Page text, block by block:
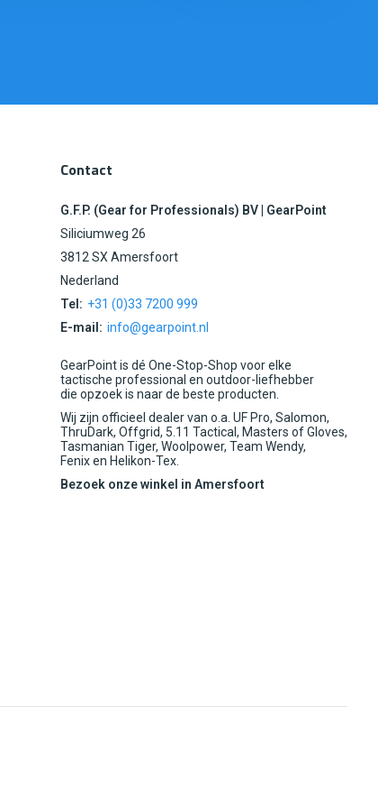
Contact
G.F.P. (Gear for Professionals) BV | GearPoint
Siliciumweg 26
3812 SX Amersfoort
Nederland
Tel: +31 (0)33 7200 999
E-mail: info@gearpoint.nl
GearPoint is dé One-Stop-Shop voor elke
tactische professional en outdoor-liefhebber
die opzoek is naar de beste producten.
Wij zijn officieel dealer van o.a. UF Pro, Salomon,
ThruDark, Offgrid, 5.11 Tactical, Masters of Gloves,
Tasmanian Tiger, Woolpower, Team Wendy,
Fenix en Helikon-Tex.
Bezoek onze winkel in Amersfoort